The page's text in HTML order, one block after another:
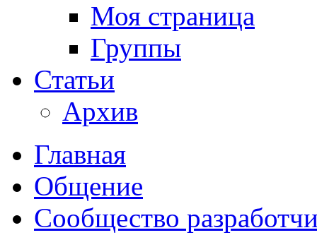
Моя страница
Группы
Статьи
Архив
Главная
Общение
Сообщество